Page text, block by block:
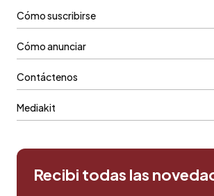
Cómo suscribirse
Cómo anunciar
Contáctenos
Mediakit
Recibi todas las